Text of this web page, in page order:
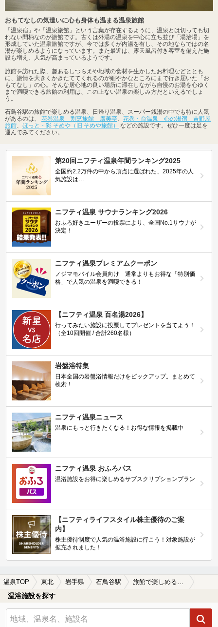
おもてなしの気遣いに心も身体も温まる温泉旅館
「温泉宿」や「温泉旅館」という言葉が存在するように、温泉とは切っても切
れない間柄なのが旅館です。古くは外湯の温泉を中心に立ち並び「湯治場」を
形成していた温泉旅館ですが、今では多くが内湯を有し、その地ならではの名
湯が楽しめるようになっています。また最近は、露天風呂付き客室を備えた施
設も増え、人気が高まっているようです。
旅館を訪れた際、趣あるしつらえや地域の食材を生かしたお料理などととも
に、旅情を大きくかきたててくれるのが細やかなところにまで行き届いた「お
もてなし」の心。そんな居心地の良い場所に滞在しながら自慢のお湯を心ゆく
まで満喫できる旅館の利用は、この上ない温泉の楽しみ方だといえるでしょ
う。
石鳥谷駅の旅館で楽しめる温泉、日帰り温泉、スーパー銭湯の中でも特に人気
があるのは、 花巻温泉 割烹旅館 廣美亭
花巻・台温泉 心の湯宿 吉野屋
旅館
ほっと・彩 そめや（旧 そめや旅館）
などの施設です。ぜひ一度は足を
運んでみてください。
第20回ニフティ温泉年間ランキング2025
全国約2.2万件の中から頂点に選ばれた、2025年の人
気施設は…
ニフティ温泉 サウナランキング2026
おふろ好きユーザーの投票により、全国No.1サウナが
決定！
ニフティ温泉プレミアムクーポン
ノジマモバイル会員向け 通常よりもお得な「特別価
格」で人気の温泉を満喫できる！
【ニフティ温泉 百名湯2026】
行ってみたい施設に投票してプレゼントを当てよう！
（全10回開催 / 合計260名様）
岩盤浴特集
日本全国の岩盤浴情報だけをピックアップ。まとめて
検索！
ニフティ温泉ニュース
温泉にもっと行きたくなる！お得な情報を掲載中
ニフティ温泉 おふろパス
温浴施設をお得に楽しめるサブスクリプションプラン
【ニフティライフスタイル株主優待のご案
内】
株主優待制度で人気の温浴施設に行こう！対象施設が
拡充されました！
温泉TOP 東北 岩手県 石鳥谷駅 旅館で楽しめる石鳥谷駅近くの温泉、日帰り温泉、スーパー銭湯おすすめ
温浴施設を探す